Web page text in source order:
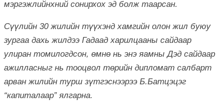
мэргэжлийнхний сонирхох эд болж таарсан.
Сүүлийн 30 жилийн түүхэнд хамгийн олон жил буюу
зургаа дахь жилдээ Гадаад харилцааны сайдаар
улиран томилогдсон, өмнө нь энэ яамны Дэд сайдаар
ажилласныг нь тооцвол төрийн дипломат салбарт
арван жилийн турш зүтгэснээрээ Б.Батцэцэг
“капиталаар” ялгарна.